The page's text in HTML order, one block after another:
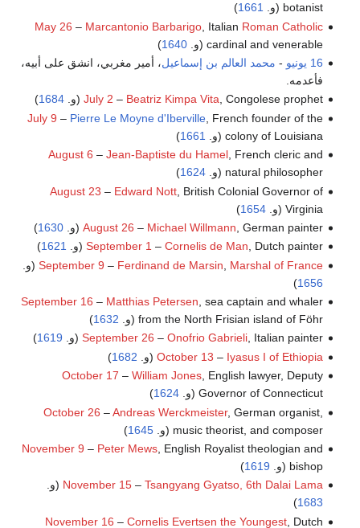
botanist (و.
1661
)
May 26 – Marcantonio Barbarigo, Italian Roman Catholic
cardinal and venerable (و.
1640
)
16 يونيو
- محمد العالم بن إسماعيل، أمير مغربي، انشق على أبيه،
فأعدمه.
July 2 – Beatriz Kimpa Vita, Congolese prophet (و. 1684
)
July 9 – Pierre Le Moyne d'Iberville, French founder of the
colony of Louisiana (و.
1661
)
August 6 – Jean-Baptiste du Hamel, French cleric and
natural philosopher (و.
1624
)
August 23 – Edward Nott, British Colonial Governor of
Virginia (و.
1654
)
August 26 – Michael Willmann , German painter (و. 1630
)
September 1 – Cornelis de Man, Dutch painter (و. 1621
)
September 9 – Ferdinand de Marsin Marshal of France
(و.
1656
)
September 16 – Matthias Petersen , sea captain and whaler
from the North Frisian island of Föhr (و.
1632
)
September 26 – Onofrio Gabrieli, Italian painter (و. 1619
)
October 13 – Iyasus I of Ethiopia (و. 1682
)
October 17 – William Jones, English lawyer, Deputy
Governor of Connecticut (و.
1624
)
October 26 –Andreas Werckmeister, German organist,
music theorist, and composer (و.
1645
)
November 9 – Peter Mews, English Royalist theologian and
bishop (و.
1619
)
November 15– Tsangyang Gyatso, 6th Dalai Lama
(و.
1683
)
November 16 – Cornelis Evertsen the Youngest, Dutch